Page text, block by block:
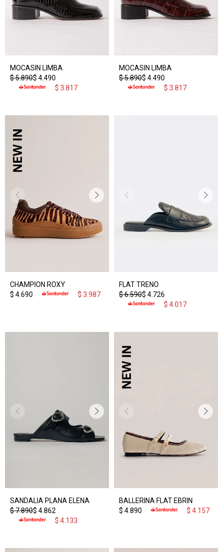
MOCASIN LIMBA
$ 4.490
$5.890
$ 3.817
MOCASIN LIMBA
$ 4.490
$5.890
$ 3.817
CHAMPION ROXY
$ 4.690 $ 3.987
FLAT TRENO
$ 4.726
$6.590
$ 4.017
SANDALIA PLANA ELENA
$ 4.862
$7.890
$ 4.133
BALLERINA FLAT EBRIN
$ 4.890 $ 4.157